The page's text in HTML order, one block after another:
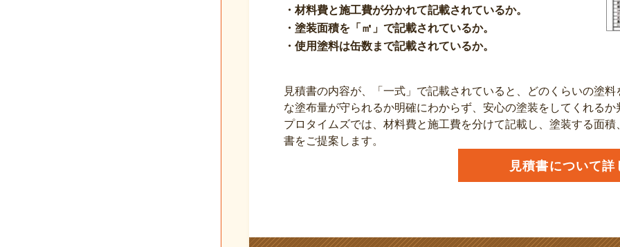
・材料費と施工費が分かれて記載されているか。
・塗装面積を「㎡」で記載されているか。
・使用塗料は缶数まで記載されているか。
見積書の内容が、「一式」で記載されていると、どのくらいの塗
な塗布量が守られるか明確にわからず、安心の塗装をしてくれる
プロタイムズでは、材料費と施工費を分けて記載し、塗装する面
書をご提案します。
見積書について詳